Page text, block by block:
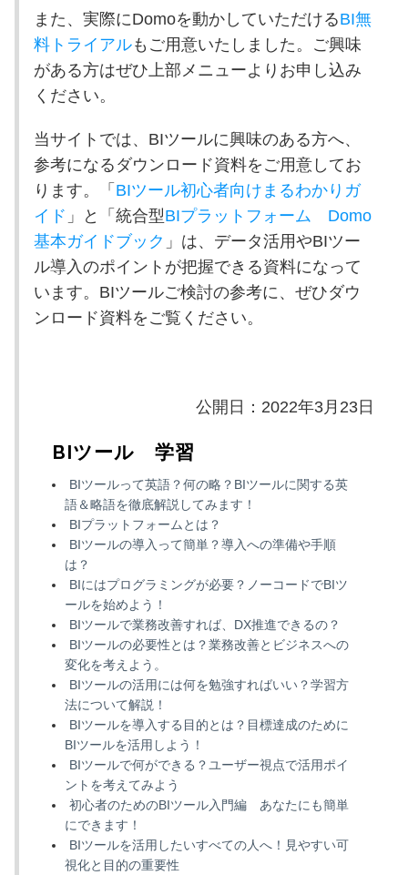
また、実際にDomoを動かしていただけるBI無
料トライアルもご用意いたしました。ご興味
がある方はぜひ上部メニューよりお申し込み
ください。
当サイトでは、 BIツールに興味のある方へ、
参考になるダウンロード資料をご用意してお
ります。「 BIツール初心者向けまるわかりガ
イド 」と「統合型BIプラットフォーム
Domo
基本ガイドブック 」は、データ活用やBIツー
ル導入のポイントが把握できる資料になって
います。 BIツールご検討の参考に、ぜひダウ
ンロード資料をご覧ください。
公開日：2022年3月23日
BIツール 学習
BIツールって英語？何の略？BIツールに関する英
語＆略語を徹底解説してみます！
BIプラットフォームとは？
BIツールの導入って簡単？導入への準備や手順
は？
BIにはプログラミングが必要？ノーコードでBIツ
ールを始めよう！
BIツールで業務改善すれば、DX推進できるの？
BIツールの必要性とは？業務改善とビジネスへの
変化を考えよう。
BIツールの活用には何を勉強すればいい？学習方
法について解説！
BIツールを導入する目的とは？目標達成のために
BIツールを活用しよう！
BIツールで何ができる？ユーザー視点で活用ポイ
ントを考えてみよう
初心者のためのBIツール入門編 あなたにも簡単
にできます！
BIツールを活用したいすべての人へ！見やすい可
視化と目的の重要性